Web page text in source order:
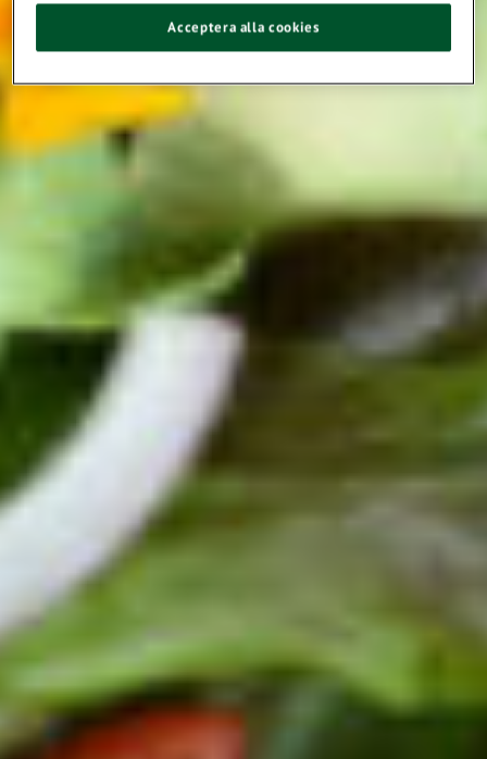
Acceptera alla cookies